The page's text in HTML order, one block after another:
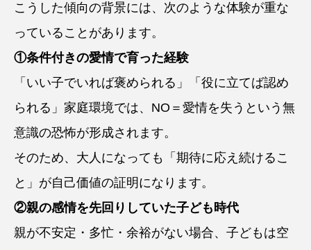
こうした傾向の背景には、次のような体験が重な
っていることがあります。
①条件付きの愛情で育った経験
「いい子でいれば褒められる」「役に立てば認め
られる」家庭環境では、NO＝愛情を失うという無
意識の恐怖が形成されます。
そのため、大人になっても「期待に応え続けるこ
と」が自己価値の証明になります。
②親の感情を先回りしていた子ども時代
親が不安定・多忙・余裕がない場合、子どもは空